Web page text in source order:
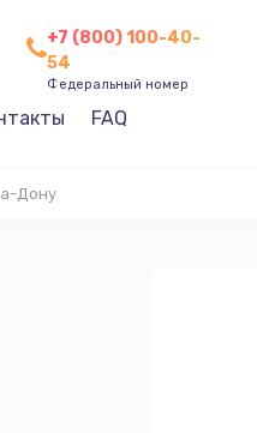
+7 (800) 100-40-
54
Федеральный номер
FAQ
Дону